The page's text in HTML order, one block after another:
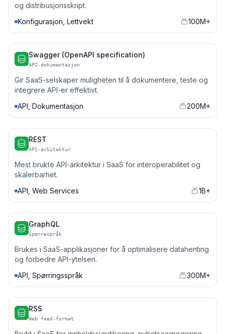
og distribusjonsskript.
Konfigurasjon, Lettvekt
100M+
Swagger (OpenAPI specification)
API-dokumentasjon
Gir SaaS-selskaper muligheten til å dokumentere, teste og
integrere API-er effektivt.
API, Dokumentasjon
200M+
REST
API-arkitektur
Mest brukte API-arkitektur i SaaS for interoperabilitet og
skalerbarhet.
API, Web Services
1B+
GraphQL
Spørrespråk
Brukes i SaaS-applikasjoner for å optimalisere datahenting
og forbedre API-ytelsen.
API, Spørringsspråk
300M+
RSS
Web feed-format